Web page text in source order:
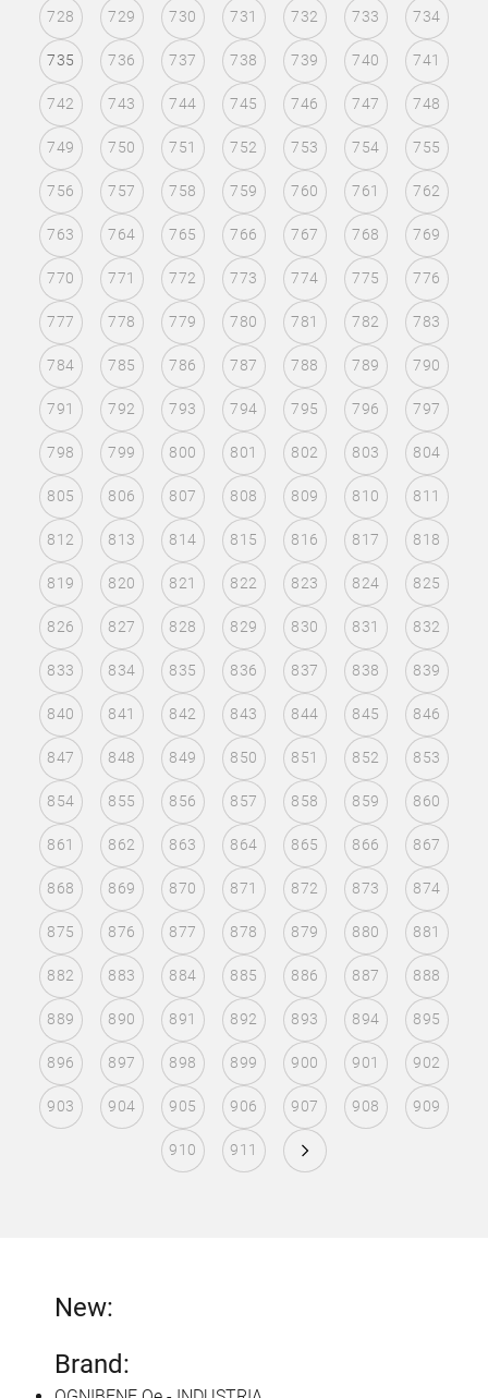
728 729 730 731 732 733 734
735 736 737 738 739 740 741
742 743 744 745 746 747 748
749 750 751 752 753 754 755
756 757 758 759 760 761 762
763 764 765 766 767 768 769
770 771 772 773 774 775 776
777 778 779 780 781 782 783
784 785 786 787 788 789 790
791 792 793 794 795 796 797
798 799 800 801 802 803 804
805 806 807 808 809 810 811
812 813 814 815 816 817 818
819 820 821 822 823 824 825
826 827 828 829 830 831 832
833 834 835 836 837 838 839
840 841 842 843 844 845 846
847 848 849 850 851 852 853
854 855 856 857 858 859 860
861 862 863 864 865 866 867
868 869 870 871 872 873 874
875 876 877 878 879 880 881
882 883 884 885 886 887 888
889 890 891 892 893 894 895
896 897 898 899 900 901 902
903 904 905 906 907 908 909
910 911
New:
Brand: